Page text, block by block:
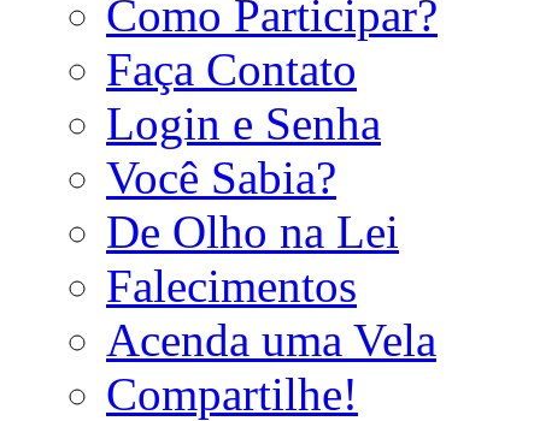
Como Participar?
Faça Contato
Login e Senha
Você Sabia?
De Olho na Lei
Falecimentos
Acenda uma Vela
Compartilhe!